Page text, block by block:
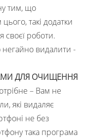
тим, що
такі додатки
своєї роботи.
ДЛЯ ОЧИЩЕННЯ
– Вам не
які видаляє
не без
така програма